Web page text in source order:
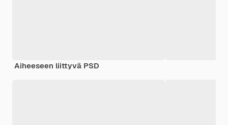
Aiheeseen liittyvä PSD